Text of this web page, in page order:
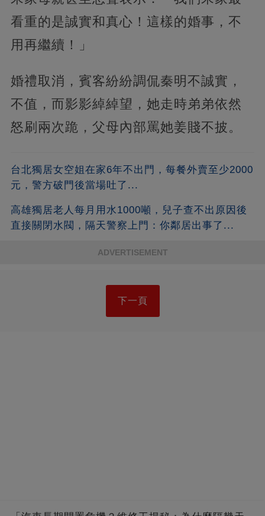
看重的是誠實和真心！這樣的婚事，不
用再繼續！」
婚禮取消，賓客紛紛調侃秦明不誠實，
不值，而影影綽綽望，她走時弟弟依然
怒刷兩次跪，父母內部罵她姜賤不披。
台北獨居女空姐在家6年不出門，每餐外賣至少2000
元，警方破門後當場吐了...
高雄獨居老人每月用水1000噸，兒子查不出原因後
直接關閉水閥，隔天警察上門：你鄰居出事了...
ADVERTISEMENT
下一頁